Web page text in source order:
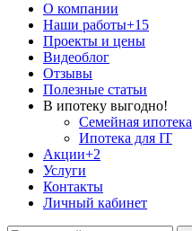
О компании
Наши работы+15
Проекты и цены
Видеоблог
Отзывы
Полезные статьи
В ипотеку выгодно!
Семейная ипотека
Ипотека для IT
Акции+2
Услуги
Контакты
Личный кабинет